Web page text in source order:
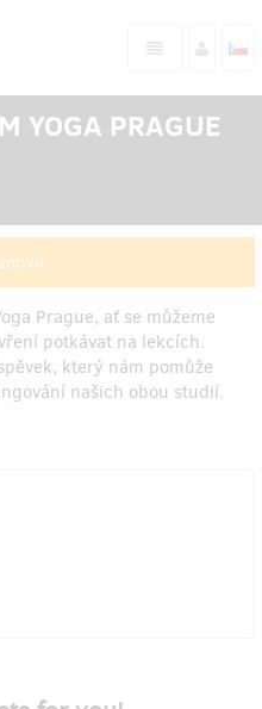
YOGA PRAGUE
Prague, ať se můžeme
potkávat na lekcích.
který nám pomůže
našich obou studií.